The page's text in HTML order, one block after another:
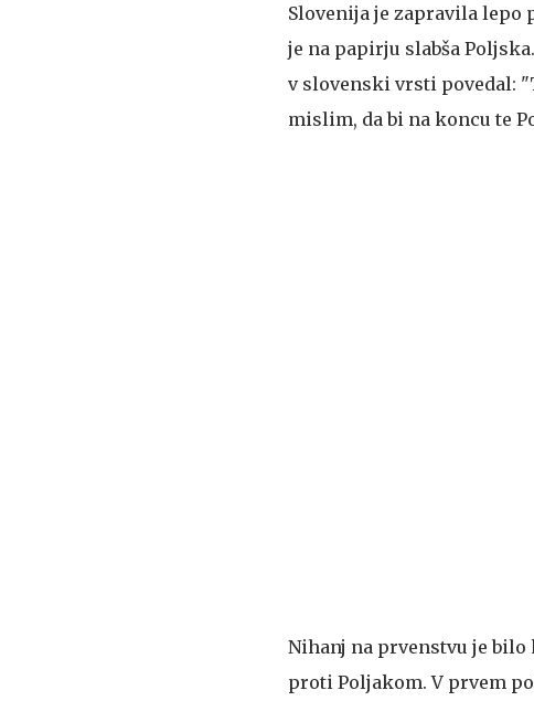
Slovenija je zapravila lepo
je na papirju slabša
v slovenski vrsti povedal:
mislim, da bi na koncu te
Nihanj na prvenstvu je bilo
proti Poljakom. V prvem